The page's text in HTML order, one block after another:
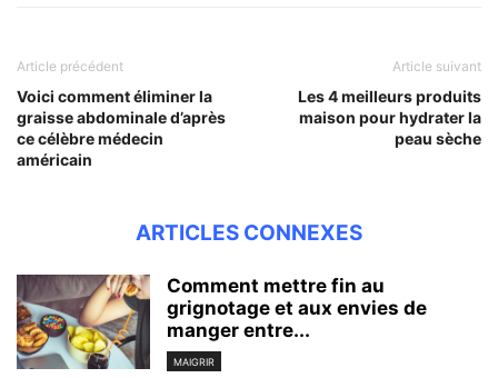
Article précédent
Voici comment éliminer la
graisse abdominale d’après
ce célèbre médecin
américain
Article suivant
Les 4 meilleurs produits
maison pour hydrater la
peau sèche
ARTICLES CONNEXES
Comment mettre fin au
grignotage et aux envies de
manger entre...
MAIGRIR